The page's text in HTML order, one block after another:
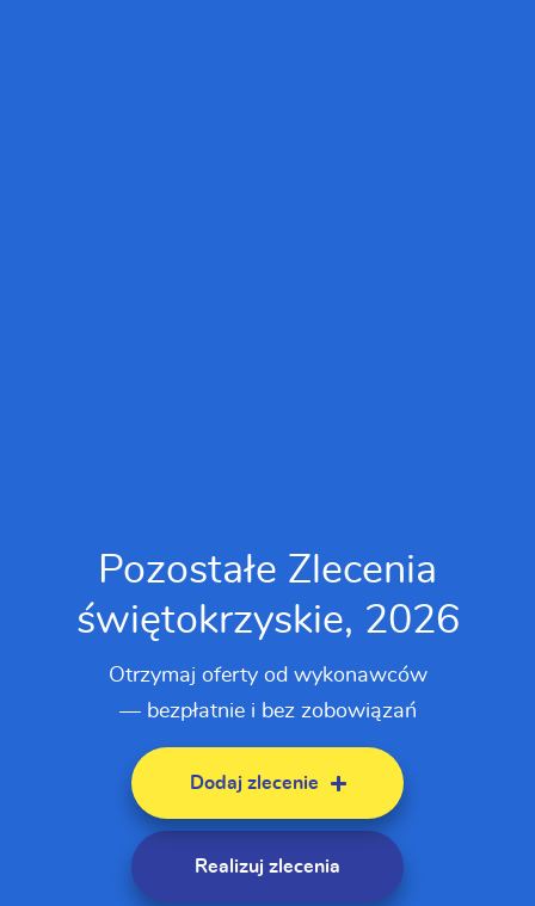
Pozostałe Zlecenia
świętokrzyskie, 2026
Otrzymaj oferty od wykonawców
— bezpłatnie i bez zobowiązań
Dodaj zlecenie
Realizuj zlecenia